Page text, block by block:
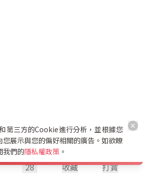
28 收藏 打賞
第三方的Cookie進行分析，並根據您
展示與您的偏好相關的廣告。如欲瞭
我們的隱私權政策 。